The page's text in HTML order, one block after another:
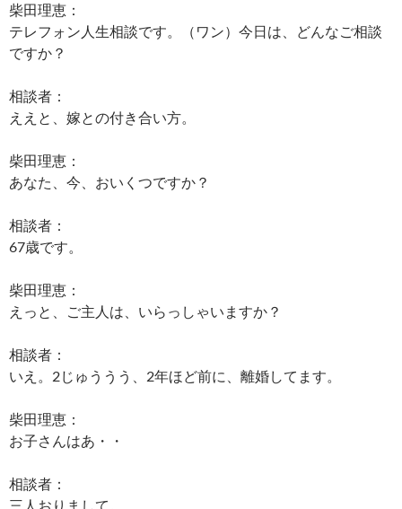
柴田理恵：
テレフォン人生相談です。（ワン）今日は、どんなご相談
ですか？
相談者：
ええと、嫁との付き合い方。
柴田理恵：
あなた、今、おいくつですか？
相談者：
67歳です。
柴田理恵：
えっと、ご主人は、いらっしゃいますか？
相談者：
いえ。2じゅううう、2年ほど前に、離婚してます。
柴田理恵：
お子さんはあ・・
相談者：
三人おりまして。